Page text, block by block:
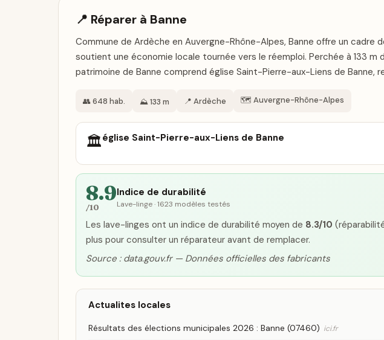
📍 Réparer à Banne
Commune de Ardèche en Auvergne-Rhône-Alpes, Banne offre un
soutient une économie locale tournée vers le réemploi. Perchée à 133
patrimoine de Banne comprend église Saint-Pierre-aux-Liens de Banne,
👥 648 hab. ⛰️ 133 m 📍 Ardèche 🗺️ Auvergne-Rhône-Alpes
🏛️église Saint-Pierre-aux-Liens de Banne
8.9
/10
Indice de durabilité
Lave-linge · 1623 modèles testés
Les lave-linges ont un indice de durabilité moyen de 8.3/10
plus pour consulter un réparateur avant de remplacer.
Source : data.gouv.fr — Données officielles des fabricants
Actualites locales
Résultats des élections municipales 2026 : Banne (07460) ici.fr